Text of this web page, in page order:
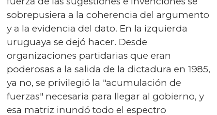
sobrepusiera a la coherencia del argumento
y a la evidencia del dato. En la izquierda
uruguaya se dejó hacer. Desde
organizaciones partidarias que eran
poderosas a la salida de la dictadura en 1985,
ya no, se privilegió la "acumulación de
fuerzas" necesaria para llegar al gobierno, y
esa matriz inundó todo el espectro